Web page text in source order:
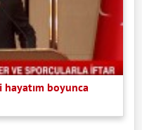
hayatım boyunca